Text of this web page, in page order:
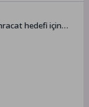
hedefi için